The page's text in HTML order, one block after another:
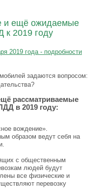
и ещё ожидаемые
к 2019 году
2019 года - подробности
задаются вопросом:
рассматриваемые
в 2019 году:
вождение».
образом ведут себя на
с общественным
людей будут
все физические и
перевозку